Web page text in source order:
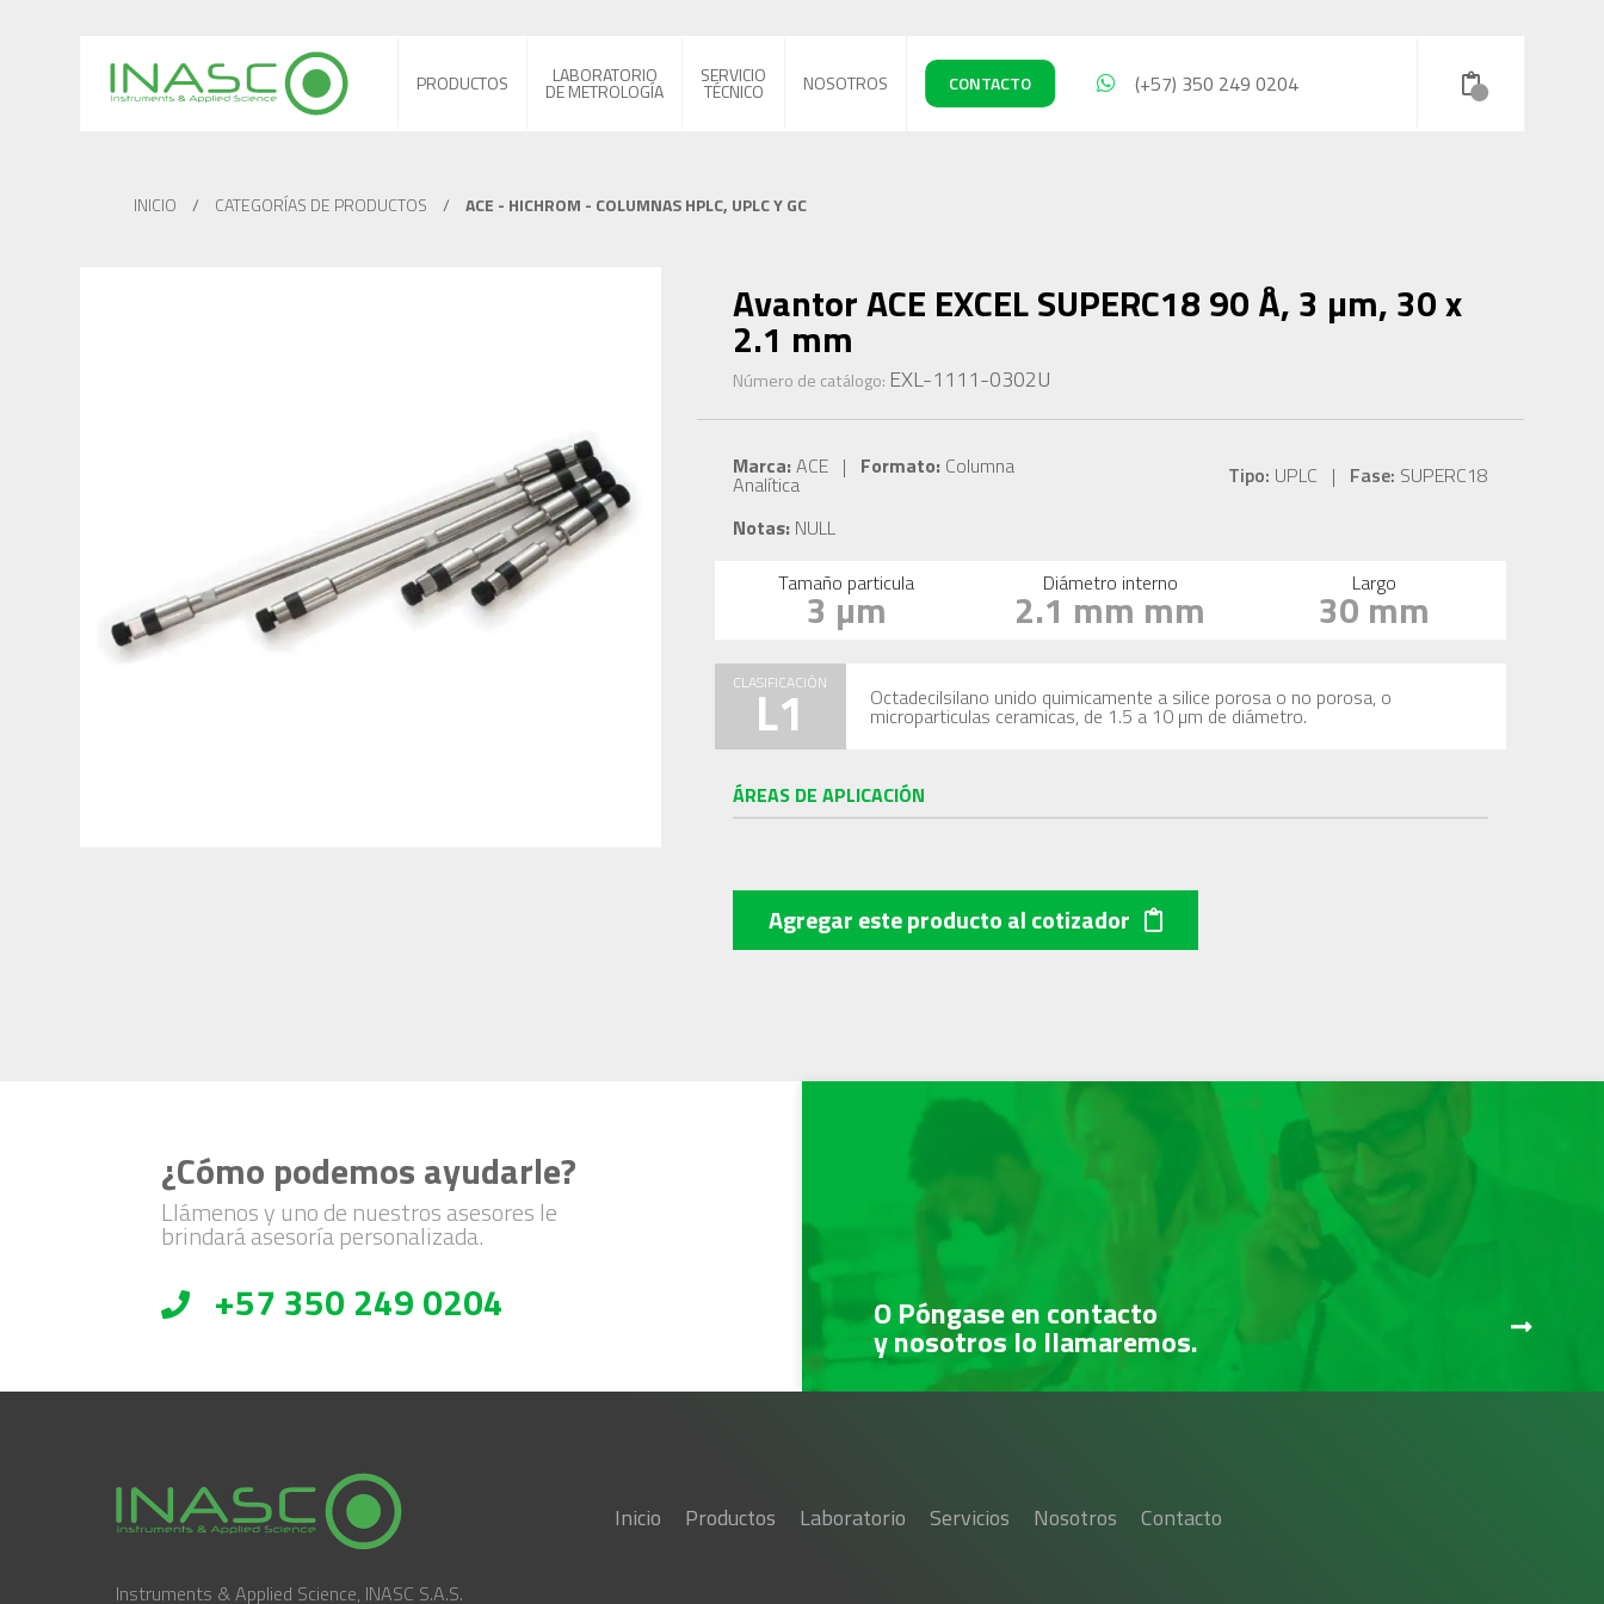
PRODUCTOS LABORATORIO
DE METROLOGÍA
SERVICIO
TÉCNICO NOSOTROS CONTACTO (+57) 350 249 0204
INICIO / CATEGORÍAS DE PRODUCTOS / ACE - HICHROM - COLUMNAS HPLC, UPLC Y GC
Avantor ACE EXCEL SUPERC18 90 Å, 3 µm, 30 x
2.1 mm
Número de catálogo: EXL-1111-0302U
Marca:ACE | Formato:Columna
Analítica Tipo: UPLC | Fase: SUPERC18
Notas:NULL
Tamaño particula
3 µm Diámetro interno
2.1 mm mm Largo
30 mm
CLASIFICACIÓN
L1 Octadecilsilano unido quimicamente a silice porosa o no porosa, o
microparticulas ceramicas, de 1.5 a 10 µm de diámetro.
ÁREAS DE APLICACIÓN
Agregar este productoal cotizador
¿Cómo podemos ayudarle?
Llámenos y uno de nuestros asesores le
brindará asesoría personalizada.
+57 350 249 0204 O Póngase en contacto
y nosotros lo llamaremos.
Instruments & Applied Science, INASC S.A.S.
Inicio Productos Laboratorio Servicios Nosotros Contacto